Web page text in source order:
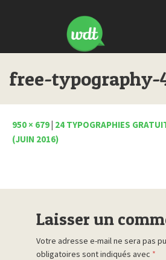
free-typography-
950 × 679| 24 TYPOGRAPHIES
(JUIN 2016)
Laisser un
Votre adresse e-mail ne sera pas
obligatoires sont indiqués avec *